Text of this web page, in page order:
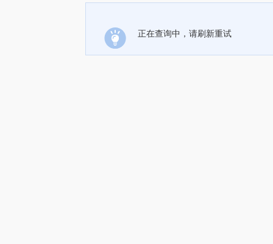
正在查询中，请刷新重试